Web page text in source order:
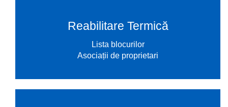
Reabilitare Termică
Lista blocurilor
Asociații de proprietari